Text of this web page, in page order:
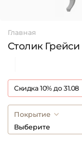
Главная
Столик
Скидка 10% до 31.08
Покрытие
Выберите